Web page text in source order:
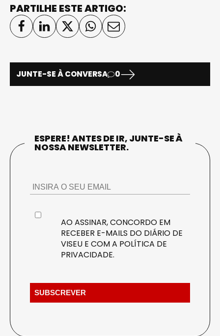
PARTILHE ESTE ARTIGO:
JUNTE-SE À CONVERSA 0
ESPERE! ANTES DE IR, JUNTE-SE À
NOSSA NEWSLETTER.
AO ASSINAR, CONCORDO EM
RECEBER E-MAILS DO DIÁRIO DE
VISEU E COM A POLÍTICA DE
PRIVACIDADE.